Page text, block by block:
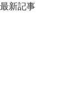
最新記事